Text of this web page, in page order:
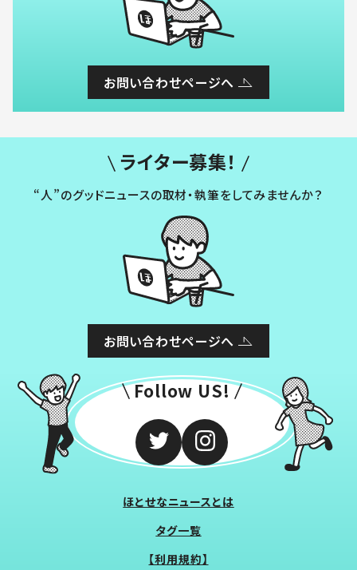
お問い合わせページへ
ライター募集！
“人”のグッドニュースの取材・執筆をしてみませんか？
お問い合わせページへ
Follow US!
ほとせなニュースとは
タグ一覧
【利用規約】